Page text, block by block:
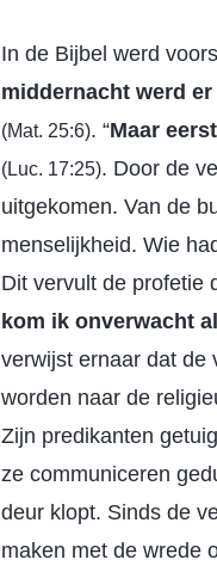
In de Bijbel werd
middernacht werd
(Mat. 25:6). “Maar
(Luc. 17:25). Door de
uitgekomen. Van de
menselijkheid. Wie
Dit vervult de profetie
kom ik onverwacht
verwijst ernaar dat de
worden naar de
Zijn predikanten
ze communiceren
deur klopt. Sinds de
maken met de wrede